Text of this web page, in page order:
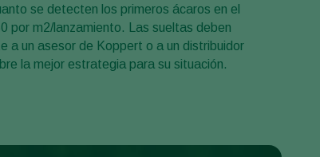
se detecten los primeros ácaros en el
por m2/lanzamiento. Las sueltas deben
a un asesor de Koppert o a un distribuidor
la mejor estrategia para su situación.